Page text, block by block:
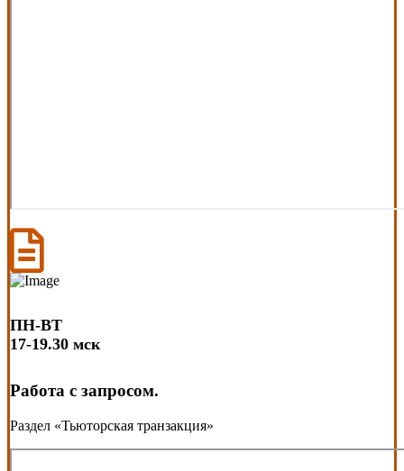
ПН-ВТ
17-19.30 мск
Работа с запросом.
Раздел «Тьюторская транзакция»